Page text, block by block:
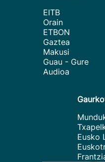
EITB
Orain
ETBON
Gaztea
Makusi
Guau - Gure
Audioa
Eusko